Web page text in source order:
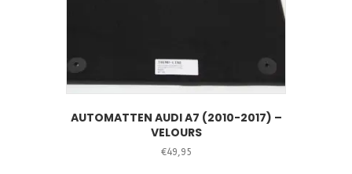
AUTOMATTEN AUDI A7 (2010-2017) –
VELOURS
€49,95